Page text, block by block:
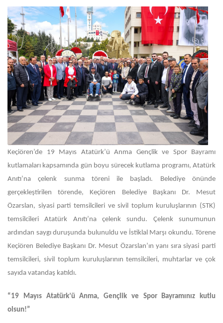
Keçiören’de 19 Mayıs Atatürk’ü Anma Gençlik ve Spor Bayramı
kutlamaları kapsamında gün boyu sürecek kutlama programı, Atatürk
Anıtı’na çelenk sunma töreni ile başladı. Belediye önünde
gerçekleştirilen törende, Keçiören Belediye Başkanı Dr. Mesut
Özarslan, siyasi parti temsilcileri ve sivil toplum kuruluşlarının (STK)
temsilcileri Atatürk Anıtı’na çelenk sundu. Çelenk sunumunun
ardından saygı duruşunda bulunuldu ve İstiklal Marşı okundu. Törene
Keçiören Belediye Başkanı Dr. Mesut Özarslan’ın yanı sıra siyasi parti
temsilcileri, sivil toplum kuruluşlarının temsilcileri, muhtarlar ve çok
sayıda vatandaş katıldı.
“19 Mayıs Atatürk’ü Anma, Gençlik ve Spor Bayramınız kutlu
olsun!”